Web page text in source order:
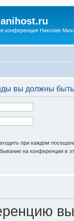
конференция Николая
вы должны
при каждом
на конференции в